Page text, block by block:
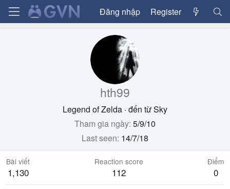
Đăng nhập Register
hth99
Legend of Zelda · đến từSky
Tham gia ngày 5/9/10
Last seen 14/7/18
Bài viết
1,130
Reaction score
112
Điểm
0